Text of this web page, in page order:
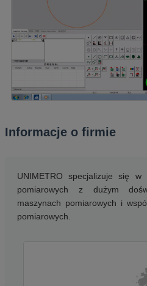
Informacje o firmie
UNIMETRO specjalizuje się w
pomiarowych z dużym
maszynach pomiarowych i
pomiarowych.